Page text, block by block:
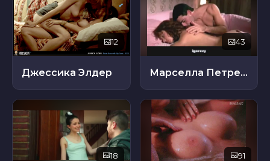
12
Джессика Элдер
43
Марселла Петрелла
18 91